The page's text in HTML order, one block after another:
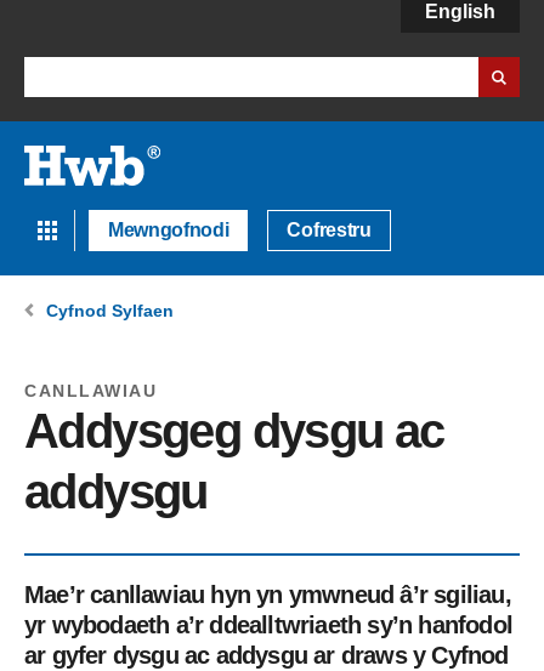
English
Mewngofnodi Cofrestru
Cyfnod Sylfaen
CANLLAWIAU
Addysgeg dysgu ac
addysgu
Mae’r canllawiau hyn yn ymwneud â’r sgiliau,
yr wybodaeth a’r ddealltwriaeth sy’n hanfodol
ar gyfer dysgu ac addysgu ar draws y Cyfnod